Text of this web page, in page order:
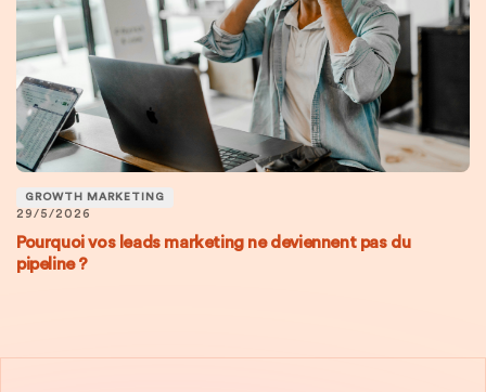
GROWTH MARKETING
29/5/2026
Pourquoi vos leads marketing ne deviennent pas du
pipeline ?